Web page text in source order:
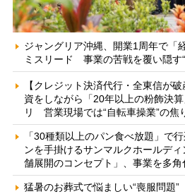
ジャングリア沖縄、開業1周年で「
ミスリード 事業の苦戦を覆い隠す
【クレジット決済代行・全東信が
資をしながら「20年以上の粉飾決
リ 営業現場では“自転車操業”の焦
「30種類以上のパン食べ放題」で
ンを手掛けるサンマルクホールデ
舗展開のコンセプト」、事業を多
猛暑のお葬式で悩ましい“喪服問題